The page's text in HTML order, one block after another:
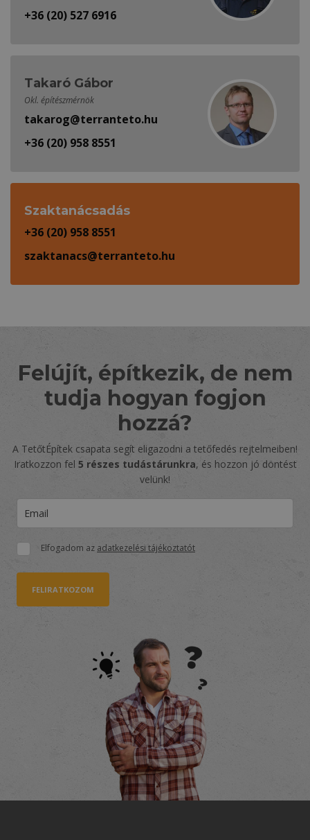
+36 (20) 527 6916
Takaró Gábor
Okl. építészmérnök
takarog@terranteto.hu
+36 (20) 958 8551
Szaktanácsadás
+36 (20) 958 8551
szaktanacs@terranteto.hu
Felújít, építkezik, de nem
tudja hogyan fogjon
hozzá?
A TetőtÉpítek csapata segít eligazodni a tetőfedés rejtelmeiben!
Iratkozzon fel 5 részes tudástárunkra, és hozzon jó döntést
velünk!
Elfogadom az adatkezelési tájékoztatót
FELIRATKOZOM